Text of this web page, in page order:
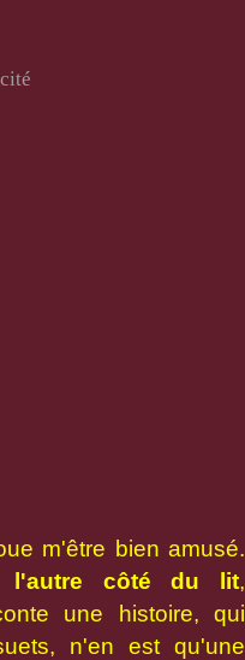
m'être bien amusé.
l'autre côté du lit,
une histoire, qui
n'en est qu'une